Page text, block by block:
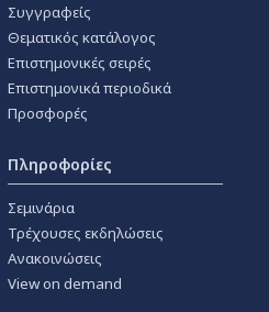
Συγγραφείς
Θεματικός κατάλογος
Επιστημονικές σειρές
Επιστημονικά περιοδικά
Προσφορές
Πληροφορίες
Σεμινάρια
Τρέχουσες εκδηλώσεις
Ανακοινώσεις
View on demand